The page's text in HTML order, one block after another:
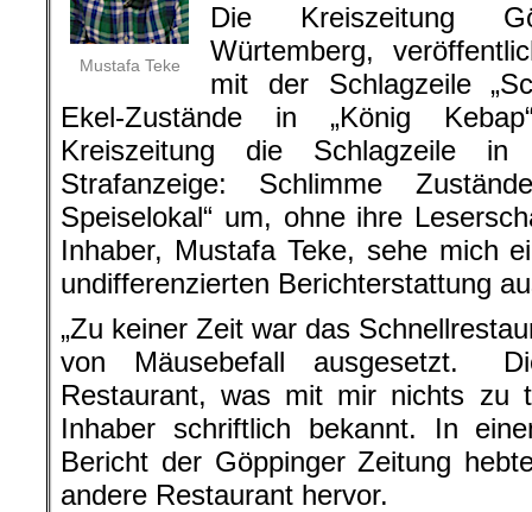
Mustafa Teke
Die Kreiszeitung
Würtemberg,
mit der Schlagzeile
Ekel-Zustände in „König
Kreiszeitung die Schlagzeile in
Strafanzeige: Schlimme
Speiselokal“ um, ohne ihre
Inhaber, Mustafa Teke, sehe mich
undifferenzierten Berichterstattung
„Zu keiner Zeit war das
von Mäusebefall ausgesetzt.
Restaurant, was mit mir nichts zu
Inhaber schriftlich bekannt. In
Bericht der Göppinger Zeitung
andere Restaurant hervor.